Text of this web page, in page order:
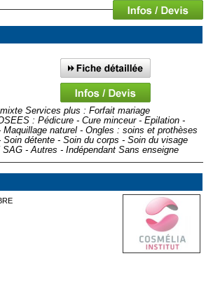
Services plus : Forfait mariage
: Pédicure - Cure minceur - Epilation -
Maquillage naturel - Ongles : soins et prothèses
Soin détente - Soin du corps - Soin du visage
- Autres - Indépendant Sans enseigne